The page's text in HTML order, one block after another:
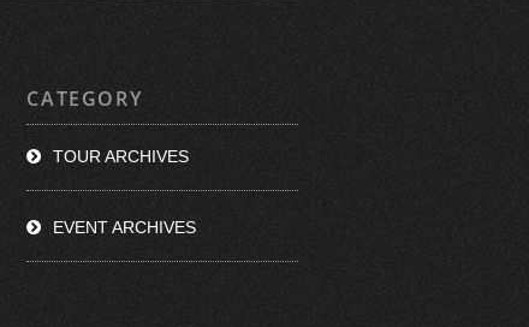
CATEGORY
TOUR ARCHIVES
EVENT ARCHIVES